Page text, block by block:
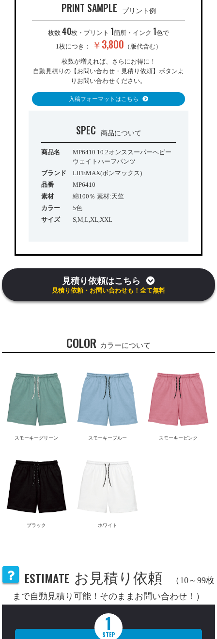
PRINT SAMPLE プリント例
枚数 40枚・プリント 1箇所・インク 1色で
1枚につき：
￥3,800 （版代含む）
枚数が増えれば、さらにお得に！
自動見積りの【お問い合わせ・見積り依頼】ボタンよ
りお問い合わせください。
入稿フォーマットはこちら
SPEC 商品について
商品名
MP6410 10.2オンススーパーヘビー
ウェイトハーフパンツ
ブランド
LIFEMAX(ボンマックス)
品番
MP6410
素材
綿100％ 素材:天竺
カラー
5色
サイズ
S,M,L,XL,XXL
見積り依頼はこちら
見積り依頼・お問い合わせも！全て無料
COLOR カラーについて
スモーキーグリーン スモーキーブルー スモーキーピンク
ブラック ホワイト
ESTIMATE お見積り依頼
（10～99枚
まで自動見積り可能！そのままお問い合わせ！）
1
STEP